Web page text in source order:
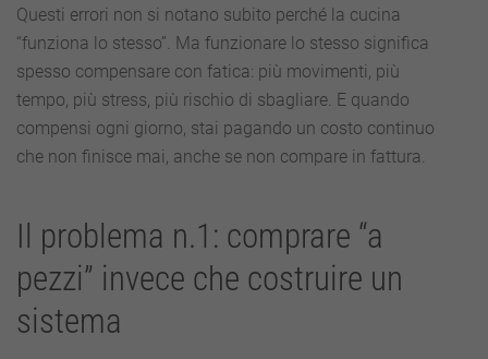
Questi errori non si notano subito perché la cucina
“funziona lo stesso”. Ma funzionare lo stesso significa
spesso compensare con fatica: più movimenti, più
tempo, più stress, più rischio di sbagliare. E quando
compensi ogni giorno, stai pagando un costo continuo
che non finisce mai, anche se non compare in fattura.
Il problema n.1: comprare “a
pezzi” invece che costruire un
sistema